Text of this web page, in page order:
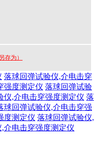
存为）
落球回弹试验仪,介电击穿
强度测定仪 落球回弹试验
仪,介电击穿强度测定仪 落
球回弹试验仪,介电击穿强
度测定仪 落球回弹试验仪,
介电击穿强度测定仪